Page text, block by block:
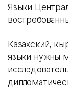
Языки
Казахский,
языки нужны